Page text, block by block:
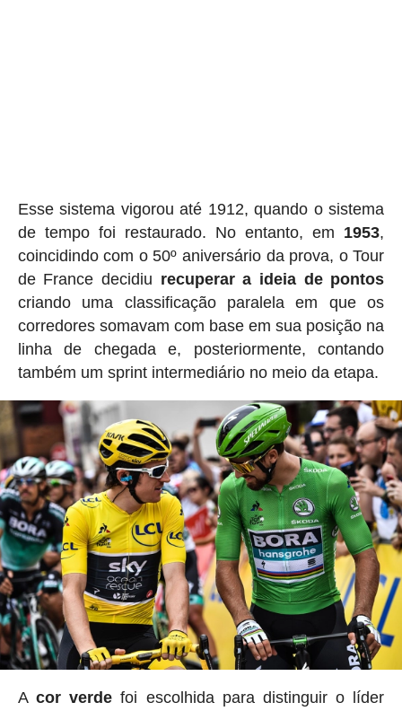
Esse sistema vigorou até 1912, quando o sistema
de tempo foi restaurado. No entanto, em 1953,
coincidindo com o 50º aniversário da prova, o Tour
de France decidiu recuperar a ideia de pontos
criando uma classificação paralela em que os
corredores somavam com base em sua posição na
linha de chegada e, posteriormente, contando
também um sprint intermediário no meio da etapa.
A cor verde foi escolhida para distinguir o líder